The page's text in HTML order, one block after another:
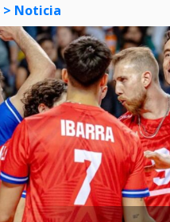
> Noticia